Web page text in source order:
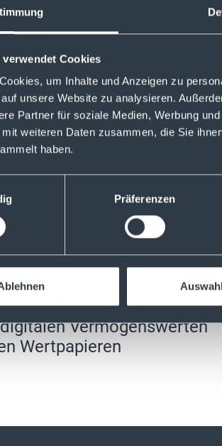
verwendet Cookies
um Inhalte und Anzeigen zu
unsere Website zu analysieren.
Partner für soziale Medien, Werbung
weiteren Daten zusammen, die Sie
haben.
Präferenzen
mit Kryptowerten
agiert als
Sutor Bank / justTRADE.
ansässiger und von
das sich
Vermögenswerten
Wertpapieren